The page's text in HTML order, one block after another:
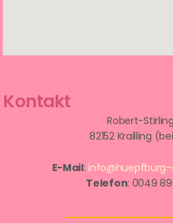
Kontakt
Robert-
82152 Krailling
E-Mail:
Telefon: 0049 89